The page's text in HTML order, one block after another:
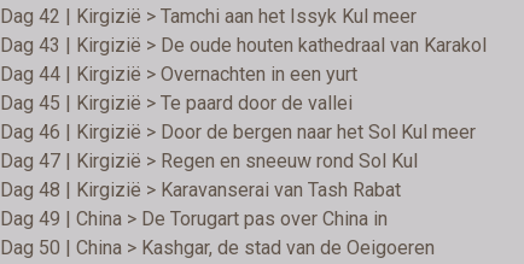
Dag 42 | Kirgizië > Tamchi aan het Issyk Kul meer
Dag 43 | Kirgizië > De oude houten kathedraal van Karakol
Dag 44 | Kirgizië > Overnachten in een yurt
Dag 45 | Kirgizië > Te paard door de vallei
Dag 46 | Kirgizië > Door de bergen naar het Sol Kul meer
Dag 47 | Kirgizië > Regen en sneeuw rond Sol Kul
Dag 48 | Kirgizië > Karavanserai van Tash Rabat
Dag 49 | China > De Torugart pas over China in
Dag 50 | China > Kashgar, de stad van de Oeigoeren